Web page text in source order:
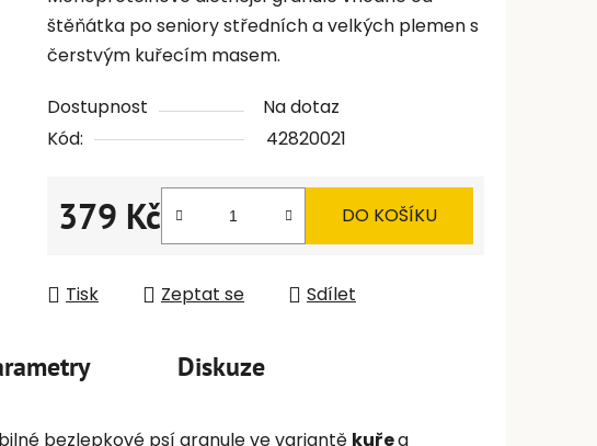
štěňátka po seniory středních a velkých plemen s
čerstvým kuřecím masem.
Dostupnost
Na dotaz
Kód:
42820021
379 Kč
Měrná cena:
DO KOŠÍKU
Tisk Zeptat se Sdílet
Diskuze
bezlepkové psí granule ve variantě kuřea